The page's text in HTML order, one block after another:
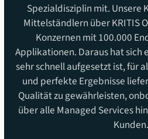
Spezialdisziplin mit. Unsere
Mittelständlern über KRITIS
Konzernen mit 100.000
Applikationen. Daraus hat sich
sehr schnell aufgesetzt ist, für
und perfekte Ergebnisse
Qualität zu gewährleisten,
über alle Managed Services
Kunden.